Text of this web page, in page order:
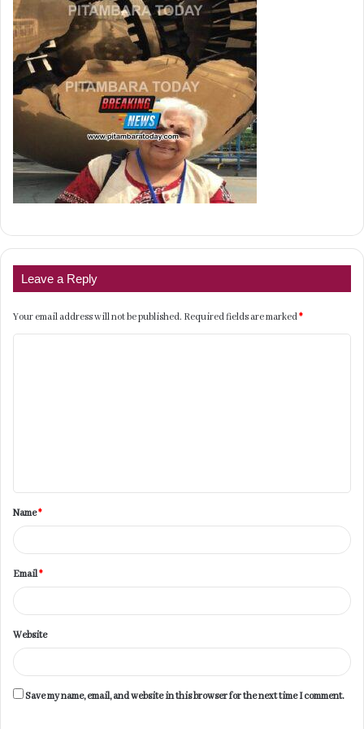
Leave a Reply
Your email address will not be published. Required fields are marked*
t
*Name*
Email*
Website
Save my name, email, and website in this browser for the next time I comment.